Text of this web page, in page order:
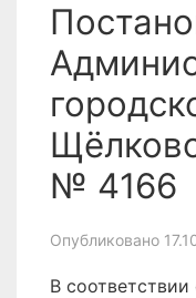
№ 4166
Опубликовано
В